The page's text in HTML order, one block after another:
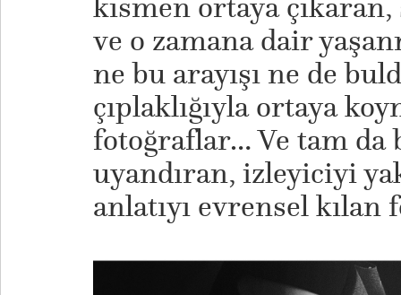
ve o zamana dair
ne bu arayışı ne de
çıplaklığıyla ortaya
fotoğraflar… Ve tam da
uyandıran, izleyiciyi
anlatıyı evrensel